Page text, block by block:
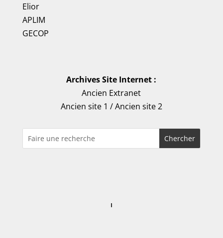
Elior
APLIM
GECOP
Archives Site Internet :
Ancien Extranet
Ancien site 1 /Ancien site 2